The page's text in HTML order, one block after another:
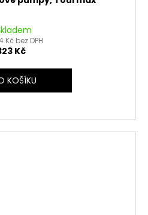
Kč bez DPH
Kč
KOŠÍKU